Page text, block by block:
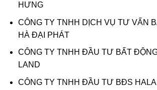
HƯNG
CÔNG TY TNHH DỊCH VỤ TƯ VẤN
HÀ ĐẠI PHÁT
CÔNG TY TNHH ĐẦU TƯ BẤT
LAND
CÔNG TY TNHH ĐẦU TƯ BĐS